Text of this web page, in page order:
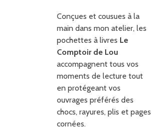
Conçues et cousues à la
main dans mon atelier, les
pochettes à livres Le
Comptoir de Lou
accompagnent tous vos
moments de lecture tout
en protégeant vos
ouvrages préférés des
chocs, rayures, plis et pages
cornées.